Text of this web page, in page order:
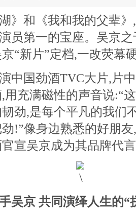
和《我和我的父辈》,
员第一的宝座。吴京
“新片”定档,一改荧幕
国劲酒TVC大片,片中
用充满磁性的声音说:“
韧劲,是每个平凡的我
!”像身边熟悉的好朋
宣吴京成为其品牌代
京 共同演绎人生的“